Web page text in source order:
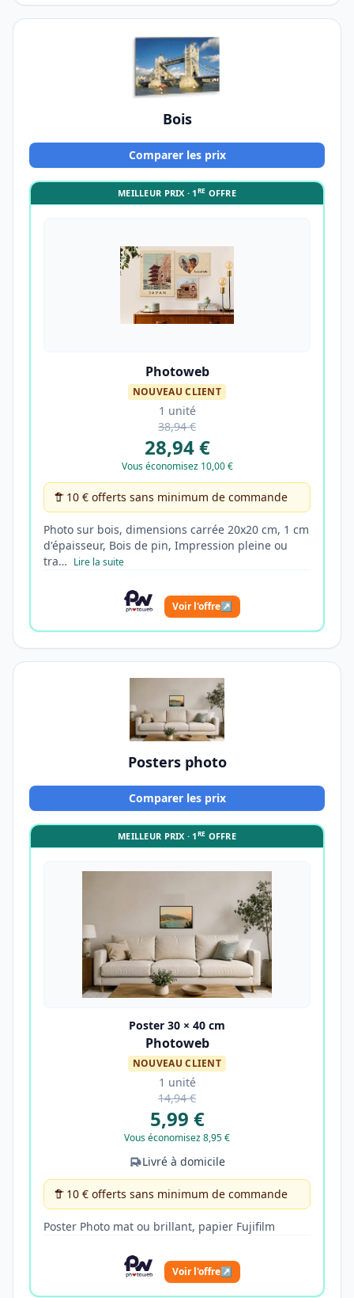
Bois
Comparer les prix
MEILLEUR PRIX · 1RE OFFRE
Photoweb
NOUVEAU CLIENT
1 unité
38,94 €
28,94 €
Vous économisez 10,00 €
10 € offerts sans minimum de commande
Photo sur bois, dimensions carrée 20x20 cm, 1 cm
d'épaisseur, Bois de pin, Impression pleine ou
tra… Lire la suite
Voir l'offre↗
Posters photo
Comparer les prix
MEILLEUR PRIX · 1RE OFFRE
Poster 30 × 40 cm
Photoweb
NOUVEAU CLIENT
1 unité
14,94 €
5,99 €
Vous économisez 8,95 €
Livré à domicile
10 € offerts sans minimum de commande
Poster Photo mat ou brillant, papier Fujifilm
Voir l'offre↗